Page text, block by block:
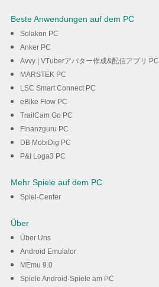
Beste Anwendungen auf dem PC
Solakon PC
Anker PC
Avvy | VTuberアバター作成&配信アプリ PC
MARSTEK PC
LSC Smart Connect PC
eBike Flow PC
TrailCam Go PC
Finanzguru PC
DB MobiDig PC
P&I Loga3 PC
Mehr Spiele auf dem PC
Spiel-Center
Über
Über Uns
Android Emulator
MEmu 9.0
Spiele Android-Spiele am PC